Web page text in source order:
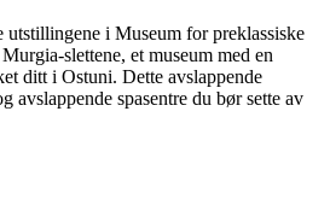
utstillingene i Museum for preklassiske
slettene, et museum med en
ditt i Ostuni. Dette avslappende
avslappende spasentre du bør sette av